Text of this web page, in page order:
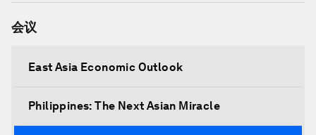
会议
East Asia Economic Outlook
Philippines: The Next Asian Miracle